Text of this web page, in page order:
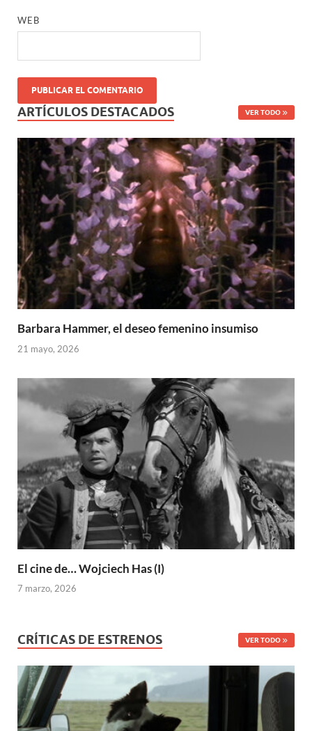
WEB
ARTÍCULOS DESTACADOS VER TODO
Barbara Hammer, el deseo femenino insumiso
21 mayo, 2026
El cine de… Wojciech Has (I)
7 marzo, 2026
CRÍTICAS DE ESTRENOS VER TODO